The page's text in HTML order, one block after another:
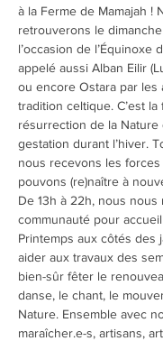
à la Ferme de Mamajah !
retrouverons le dimanche
l’occasion de l’Équinoxe
appelé aussi Alban Eilir
ou encore Ostara par les
tradition celtique. C’est la
résurrection de la Nature
gestation durant l’hiver.
nous recevons les
pouvons (re)naître à
De 13h à 22h, nous nous
communauté pour
Printemps aux côtés des
aider aux travaux des
bien-sûr fêter le
danse, le chant, le
Nature. Ensemble avec
maraîcher.e-s, artisans,